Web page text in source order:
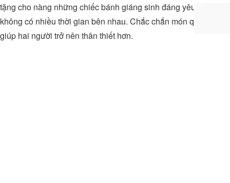
tặng cho nàng những chiếc bánh giáng sinh đáng yêu nếu
không có nhiều thời gian bên nhau. Chắc chắn món quà này sẽ
giúp hai người trở nên thân thiết hơn.